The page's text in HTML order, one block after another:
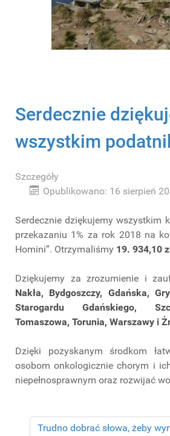
Serdecznie
wszystkim
Szczegóły
Opublikowano: 16 sierpień
Serdecznie dziękujemy wszystkim
przekazaniu 1% za rok 2018 na
Homini”. Otrzymaliśmy 19. 934,10
Dziękujemy za zrozumienie i
Nakła, Bydgoszczy, Gdańska,
Starogardu Gdańskiego,
Tomaszowa, Torunia, Warszawy i
Dzięki pozyskanym środkom
osobom onkologicznie chorym i
niepełnosprawnym oraz rozwijać
Trudno dobrać słowa, żeby